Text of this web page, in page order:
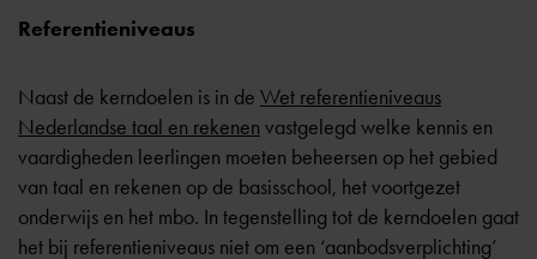
Referentieniveaus
Naast de kerndoelen is in de Wet referentieniveaus
Nederlandse taal en rekenen vastgelegd welke kennis en
vaardigheden leerlingen moeten beheersen op het gebied
van taal en rekenen op de basisschool, het voortgezet
onderwijs en het mbo. In tegenstelling tot de kerndoelen gaat
het bij referentieniveaus niet om een ‘aanbodsverplichting’